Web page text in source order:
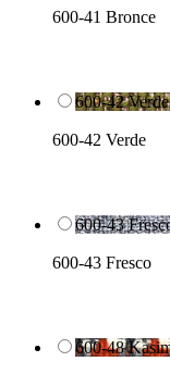
600-41 Bronce
600-42 Verde
600-42 Verde
600-43
600-43 Fresco
600-48